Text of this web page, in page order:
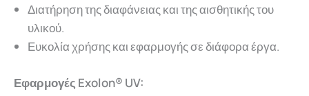
Διατήρηση της διαφάνειας και της αισθητικής του
υλικού.
Ευκολία χρήσης και εφαρμογής σε διάφορα έργα.
Εφαρμογές Exolon® UV: